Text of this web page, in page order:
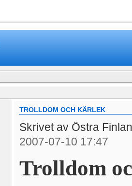
TROLLDOM OCH KÄRLEK
Skrivet av Östra
2007-07-10 17:47
Trolldom